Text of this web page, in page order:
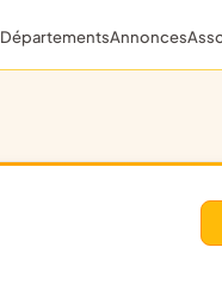
DépartementsAnnonces